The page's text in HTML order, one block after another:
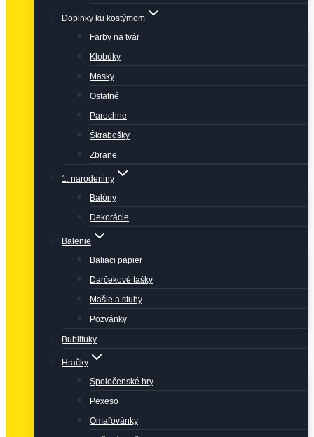
Doplnky ku kostýmom
Farby na tvár
Klobúky
Masky
Ostatné
Parochne
Škrabošky
Zbrane
1. narodeniny
Balóny
Dekorácie
Balenie
Baliaci papier
Darčekové tašky
Mašle a stuhy
Pozvánky
Bublifuky
Hračky
Spoločenské hry
Pexeso
Omaľovánky